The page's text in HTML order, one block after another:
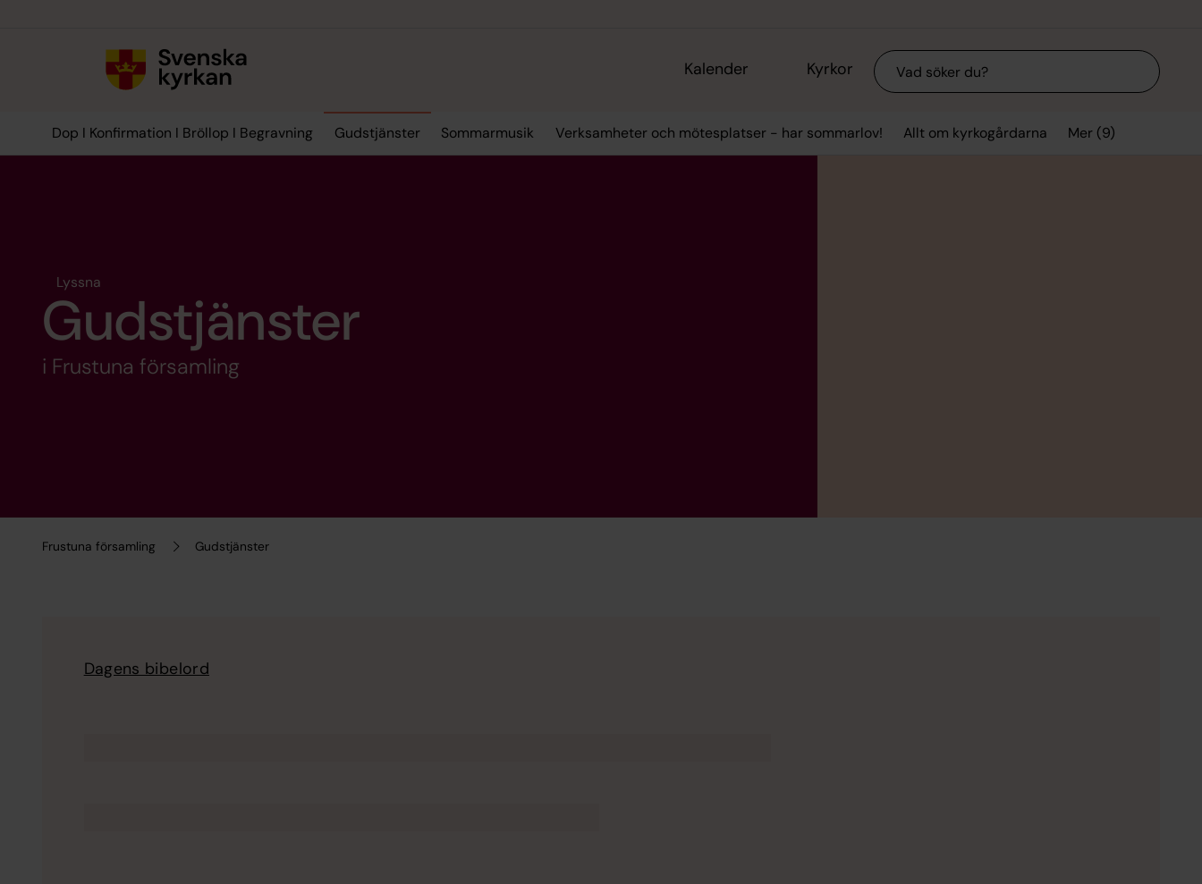
Kalender Kyrkor Sök
Dop I Konfirmation I Bröllop I Begravning Gudstjänster Sommarmusik Verksamheter och mötesplatser - har sommarlov! Allt om kyrkogårdarna Mer (9)
Frustuna församling Gudstjänster
Lyssna
Gudstjänster
i Frustuna församling
Dagens bibelord